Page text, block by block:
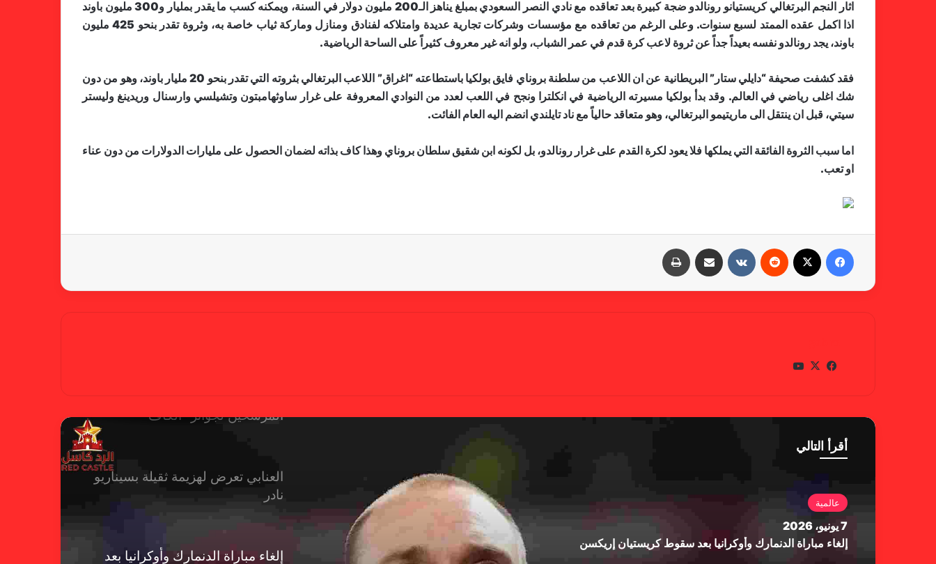
اثار النجم البرتغالي ​كريستيانو رونالدو​ ضجة كبيرة بعد تعاقده مع نادي ​النصر السعودي​ بمبلغ يناهز الـ200 مليون دولار في السنة، ويمكنه كسب ما يقدر بمليار و300 مليون باوند
اذا اكمل عقده الممتد لسبع سنوات. وعلى الرغم من تعاقده مع مؤسسات وشركات تجارية عديدة وامتلاكه لفنادق ومنازل وماركة ثياب خاصة به، وثروة تقدر بنحو 425 مليون
باوند، يجد رونالدو نفسه بعيداً جداً عن ثروة لاعب ​كرة قدم​ في عمر الشباب، ولو انه غير معروف كثيراً على الساحة الرياضية.
فقد كشفت صحيفة “دايلي ستار” البريطانية عن ان اللاعب من سلطنة بروناي ​فايق بولكيا​ باستطاعته “اغراق” اللاعب البرتغالي بثروته التي تقدر بنحو 20 مليار باوند، وهو من دون
شك اغلى رياضي في العالم. وقد بدأ بولكيا مسيرته الرياضية في انكلترا ونجح في اللعب لعدد من النوادي المعروفة على غرار ساوثهامبتون وتشيلسي وارسنال وريدينغ وليستر
سيتي، قبل ان ينتقل الى ماريتيمو البرتغالي، وهو متعاقد حالياً مع ناد تايلندي انضم اليه العام الفائت.
اما سبب الثروة الفائقة التي يملكها فلا يعود لكرة القدم على غرار رونالدو، بل لكونه ابن شقيق سلطان بروناي وهذا كاف بذاته لضمان الحصول على مليارات الدولارات من دون عناء
او تعب.
في
وك
X
أقرأ التالي
عالمية
7 يونيو، 2026
إلغاء مباراة الدنمارك وأوكرانيا بعد سقوط كريستيان إريكسن
فالنسيا يصعق برشلونة بثلاثية مثيرة
في ختام الليجا
خلال جولة ميدانية للاطلاع على
متقدماً في تنظيم الرياضة النسائية
أزمة نفسية وراء غياب مبابي عن
بسبب تصريحات مهينة.. إيقاف حكم
حضور عربي قوي في قائمة
المرشحين لجوائز “الكاف”
العنابي تعرض لهزيمة ثقيلة بسيناريو
نادر
إلغاء مباراة الدنمارك وأوكرانيا بعد